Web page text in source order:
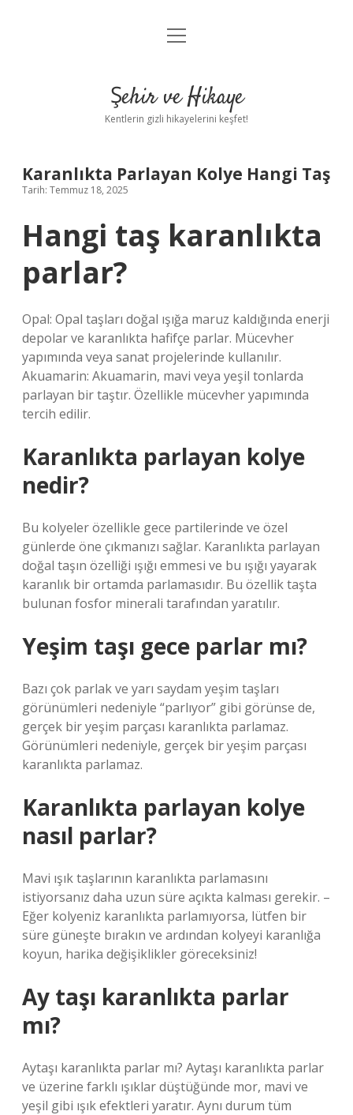
Anasayfa
Yasal Uyarı
menüyü
Şehir ve Hikaye
Kentlerin gizli hikayelerini keşfet!
Karanlıkta Parlayan Kolye Hangi Taş
Tarih: Temmuz 18, 2025
Hangi taş karanlıkta
parlar?
Opal: Opal taşları doğal ışığa maruz kaldığında enerji
depolar ve karanlıkta hafifçe parlar. Mücevher
yapımında veya sanat projelerinde kullanılır.
Akuamarin: Akuamarin, mavi veya yeşil tonlarda
parlayan bir taştır. Özellikle mücevher yapımında
tercih edilir.
Karanlıkta parlayan kolye
nedir?
Bu kolyeler özellikle gece partilerinde ve özel
günlerde öne çıkmanızı sağlar. Karanlıkta parlayan
doğal taşın özelliği ışığı emmesi ve bu ışığı yayarak
karanlık bir ortamda parlamasıdır. Bu özellik taşta
bulunan fosfor minerali tarafından yaratılır.
Yeşim taşı gece parlar mı?
Bazı çok parlak ve yarı saydam yeşim taşları
görünümleri nedeniyle “parlıyor” gibi görünse de,
gerçek bir yeşim parçası karanlıkta parlamaz.
Görünümleri nedeniyle, gerçek bir yeşim parçası
karanlıkta parlamaz.
Karanlıkta parlayan kolye
nasıl parlar?
Mavi ışık taşlarının karanlıkta parlamasını
istiyorsanız daha uzun süre açıkta kalması gerekir. –
Eğer kolyeniz karanlıkta parlamıyorsa, lütfen bir
süre güneşte bırakın ve ardından kolyeyi karanlığa
koyun, harika değişiklikler göreceksiniz!
Ay taşı karanlıkta parlar
mı?
Aytaşı karanlıkta parlar mı? Aytaşı karanlıkta parlar
ve üzerine farklı ışıklar düştüğünde mor, mavi ve
yeşil gibi ışık efektleri yaratır. Aynı durum tüm